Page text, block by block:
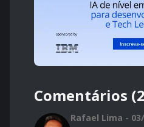
Comentários
Rafael Lima -